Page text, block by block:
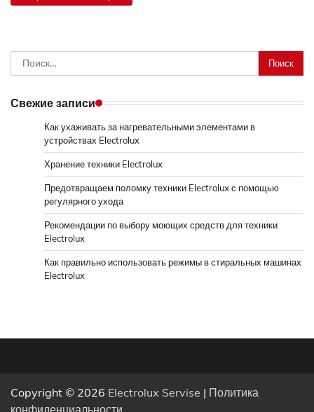
Найти:
Свежие записи
Как ухаживать за нагревательными элементами в
устройствах Electrolux
Хранение техники Electrolux
Предотвращаем поломку техники Electrolux с помощью
регулярного ухода
Рекомендации по выбору моющих средств для техники
Electrolux
Как правильно использовать режимы в стиральных машинах
Electrolux
Copyright © 2026 Electrolux Servise | Политика
конфиденциальности